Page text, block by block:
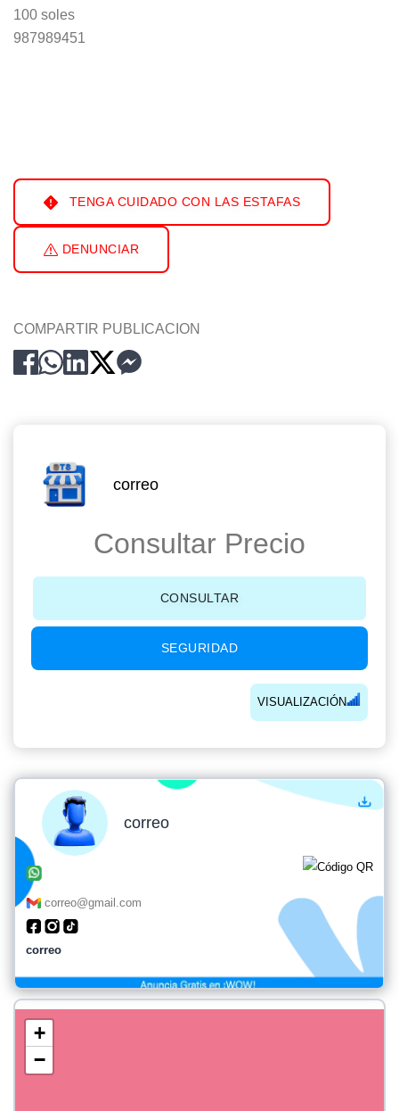
100 soles
987989451
TENGA CUIDADO CON LAS ESTAFAS
DENUNCIAR
COMPARTIR PUBLICACION
correo
Consultar Precio
CONSULTAR
SEGURIDAD
VISUALIZACIÓN
correo
correo@gmail.com
correo
+
−